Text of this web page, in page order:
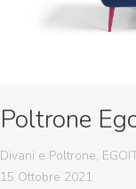
Poltrone
Divani e Poltrone,
15 Ottobre 2021